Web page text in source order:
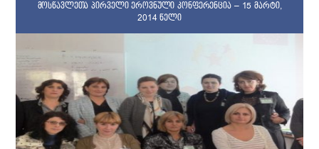
მოსწავლეთა პირველი ეროვნული კონფერენცია – 15 მარტი,
2014 წელი